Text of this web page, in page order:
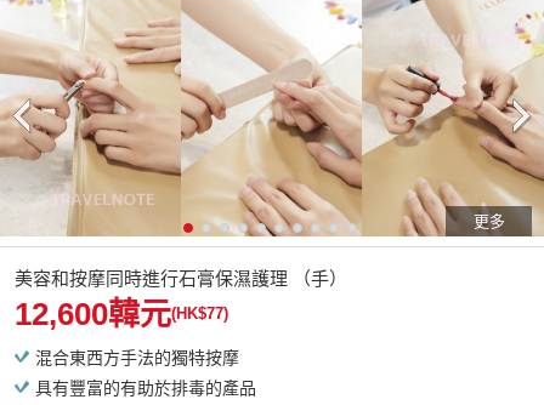
更多
美容和按摩同時進行石膏保濕護理 （手）
12,600韓元(HK$77)
混合東西方手法的獨特按摩
具有豐富的有助於排毒的產品